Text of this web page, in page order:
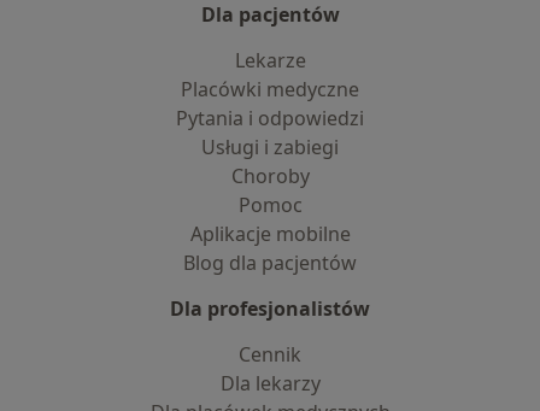
Dla pacjentów
Lekarze
Placówki medyczne
Pytania i odpowiedzi
Usługi i zabiegi
Choroby
Pomoc
Aplikacje mobilne
Blog dla pacjentów
Dla profesjonalistów
Cennik
Dla lekarzy